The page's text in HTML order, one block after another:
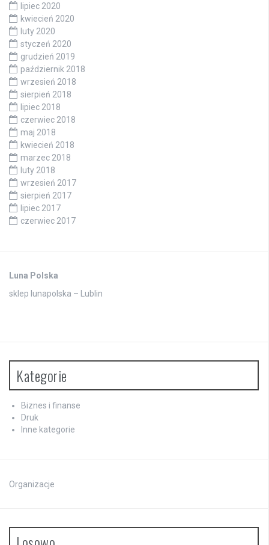
lipiec 2020
kwiecień 2020
luty 2020
styczeń 2020
grudzień 2019
październik 2018
wrzesień 2018
sierpień 2018
lipiec 2018
czerwiec 2018
maj 2018
kwiecień 2018
marzec 2018
luty 2018
wrzesień 2017
sierpień 2017
lipiec 2017
czerwiec 2017
Luna Polska
sklep lunapolska – Lublin
Kategorie
Biznes i finanse
Druk
Inne kategorie
Organizacje